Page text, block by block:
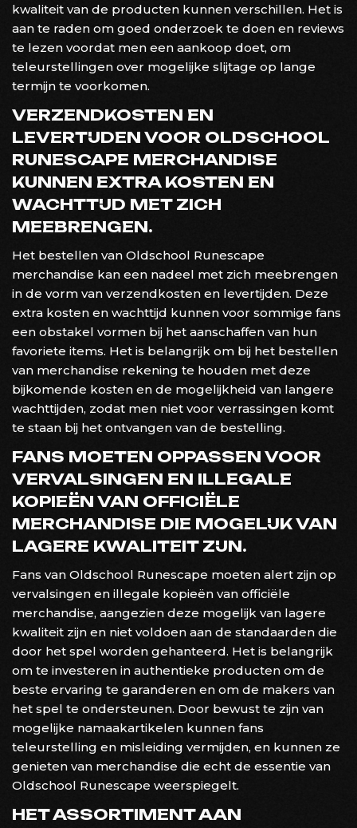
kwaliteit van de producten kunnen verschillen. Het is
aan te raden om goed onderzoek te doen en reviews
te lezen voordat men een aankoop doet, om
teleurstellingen over mogelijke slijtage op lange
termijn te voorkomen.
VERZENDKOSTEN EN
LEVERTIJDEN VOOR OLDSCHOOL
RUNESCAPE MERCHANDISE
KUNNEN EXTRA KOSTEN EN
WACHTTIJD MET ZICH
MEEBRENGEN.
Het bestellen van Oldschool Runescape
merchandise kan een nadeel met zich meebrengen
in de vorm van verzendkosten en levertijden. Deze
extra kosten en wachttijd kunnen voor sommige fans
een obstakel vormen bij het aanschaffen van hun
favoriete items. Het is belangrijk om bij het bestellen
van merchandise rekening te houden met deze
bijkomende kosten en de mogelijkheid van langere
wachttijden, zodat men niet voor verrassingen komt
te staan bij het ontvangen van de bestelling.
FANS MOETEN OPPASSEN VOOR
VERVALSINGEN EN ILLEGALE
KOPIEËN VAN OFFICIËLE
MERCHANDISE DIE MOGELIJK VAN
LAGERE KWALITEIT ZIJN.
Fans van Oldschool Runescape moeten alert zijn op
vervalsingen en illegale kopieën van officiële
merchandise, aangezien deze mogelijk van lagere
kwaliteit zijn en niet voldoen aan de standaarden die
door het spel worden gehanteerd. Het is belangrijk
om te investeren in authentieke producten om de
beste ervaring te garanderen en om de makers van
het spel te ondersteunen. Door bewust te zijn van
mogelijke namaakartikelen kunnen fans
teleurstelling en misleiding vermijden, en kunnen ze
genieten van merchandise die echt de essentie van
Oldschool Runescape weerspiegelt.
HET ASSORTIMENT AAN